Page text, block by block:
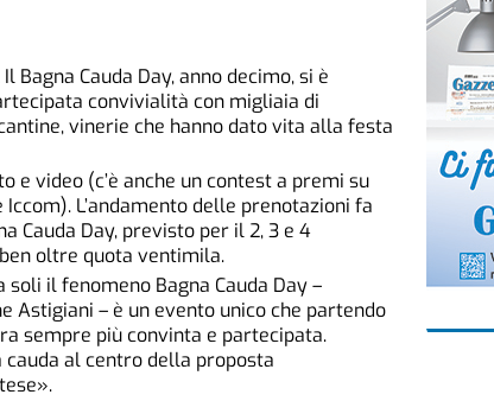
Cauda Day, anno decimo, si è
convivialità con migliaia di
vinerie che hanno dato vita alla festa
video (c’è anche un contest a premi su
L’andamento delle prenotazioni fa
Cauda Day, previsto per il 2, 3 e 4
oltre quota ventimila.
il fenomeno Bagna Cauda Day –
Astigiani – è un evento unico che partendo
sempre più convinta e partecipata.
cauda al centro della proposta